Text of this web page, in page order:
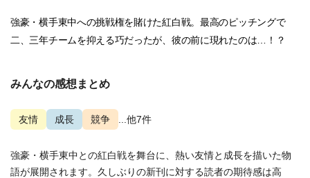
強豪・横手東中への挑戦権を賭けた紅白戦。最高のピッチングで
二、三年チームを抑える巧だったが、彼の前に現れたのは…！？
みんなの感想まとめ
友情 成長 競争 ...他7件
強豪・横手東中との紅白戦を舞台に、熱い友情と成長を描いた物
語が展開されます。久しぶりの新刊に対する読者の期待感は高